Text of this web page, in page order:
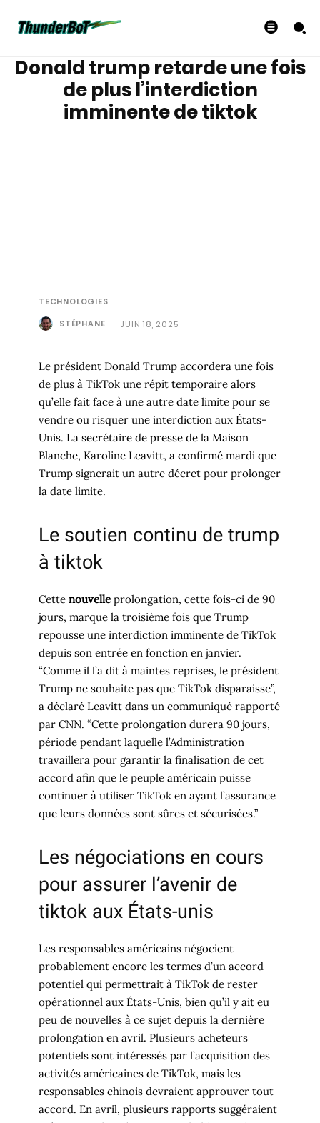
TECHNOLOGIES
STÉPHANE - JUIN 18, 2025
Donald trump retarde une fois
de plus l’interdiction
imminente de tiktok
Le président Donald Trump accordera une fois
de plus à TikTok une répit temporaire alors
qu’elle fait face à une autre date limite pour se
vendre ou risquer une interdiction aux États-
Unis. La secrétaire de presse de la Maison
Blanche, Karoline Leavitt, a confirmé mardi que
Trump signerait un autre décret pour prolonger
la date limite.
Le soutien continu de trump
à tiktok
Cette nouvelle prolongation, cette fois-ci de 90
jours, marque la troisième fois que Trump
repousse une interdiction imminente de TikTok
depuis son entrée en fonction en janvier.
“Comme il l’a dit à maintes reprises, le président
Trump ne souhaite pas que TikTok disparaisse”,
a déclaré Leavitt dans un communiqué rapporté
par CNN. “Cette prolongation durera 90 jours,
période pendant laquelle l’Administration
travaillera pour garantir la finalisation de cet
accord afin que le peuple américain puisse
continuer à utiliser TikTok en ayant l’assurance
que leurs données sont sûres et sécurisées.”
Les négociations en cours
pour assurer l’avenir de
tiktok aux États-unis
Les responsables américains négocient
probablement encore les termes d’un accord
potentiel qui permettrait à TikTok de rester
opérationnel aux États-Unis, bien qu’il y ait eu
peu de nouvelles à ce sujet depuis la dernière
prolongation en avril. Plusieurs acheteurs
potentiels sont intéressés par l’acquisition des
activités américaines de TikTok, mais les
responsables chinois devraient approuver tout
accord. En avril, plusieurs rapports suggéraient